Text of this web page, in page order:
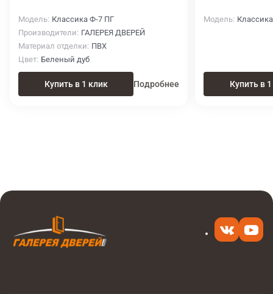
Модель Классика Ф-7 ПГ
Производители ГАЛЕРЕЯ ДВЕРЕЙ
Материал отделки ПВХ
Цвет Беленый дуб
Купить в 1 клик Подробнее
Модель
Купить в